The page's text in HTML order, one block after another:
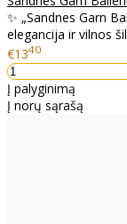
✨ „Sandnes Garn
elegancija ir vilnos
€1340
Į palyginimą
Į norų sąrašą